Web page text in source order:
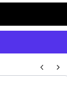
through